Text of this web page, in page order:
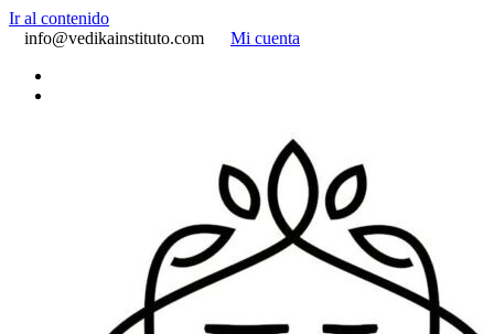
Ir al contenido
info@vedikainstituto.com
Mi cuenta